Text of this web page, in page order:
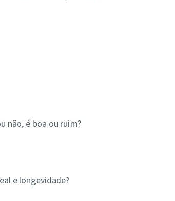
não, é boa ou ruim?
e longevidade?